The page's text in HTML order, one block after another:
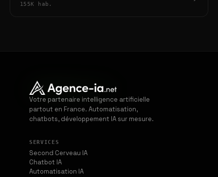
155K hab.
Votre partenaire intelligence artificielle
partout en France. Automatisation,
chatbots, développement IA sur mesure.
SERVICES
Second Cerveau IA
Chatbot IA
Automatisation IA